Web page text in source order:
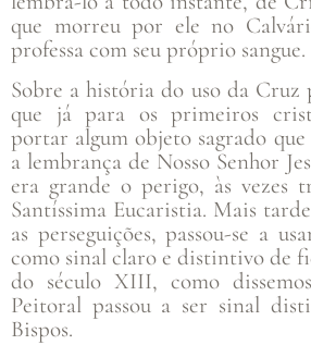
que morreu por ele no
professa com seu próprio sangue.
Sobre a história do uso da Cruz
que já para os primeiros
portar algum objeto sagrado
a lembrança de Nosso Senhor
era grande o perigo, às vezes
Santíssima Eucaristia. Mais
as perseguições, passou-se a
como sinal claro e distintivo de
do século XIII, como
Peitoral passou a ser sinal
Bispos.